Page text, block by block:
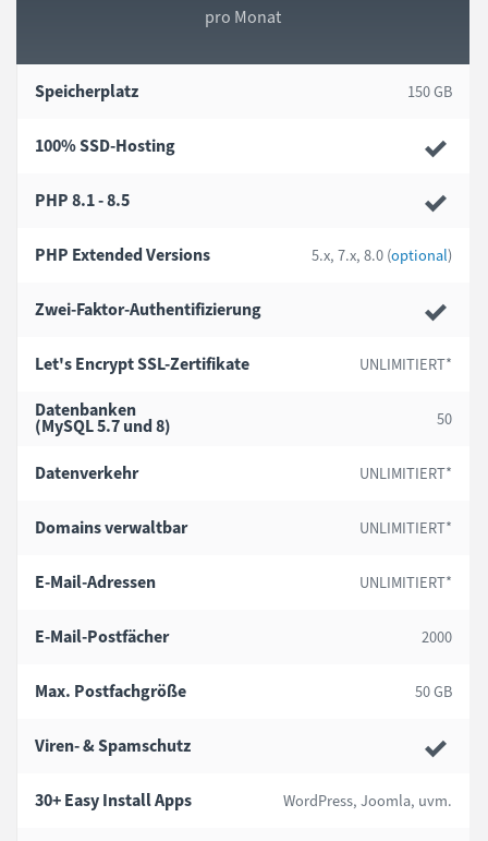
pro Monat
Speicherplatz 150 GB
100% SSD-Hosting
PHP 8.1 - 8.5
PHP Extended Versions 5.x, 7.x, 8.0 (optional)
Zwei-Faktor-Authentifizierung
Let's EncryptSSL-Zertifikate UNLIMITIERT*
Datenbanken
(MySQL 5.7 und 8) 50
Datenverkehr UNLIMITIERT*
Domains verwaltbar UNLIMITIERT*
E-Mail-Adressen UNLIMITIERT*
E-Mail-Postfächer 2000
Max. Postfachgröße 50 GB
Viren- & Spamschutz
30+ Easy Install Apps WordPress, Joomla, uvm.